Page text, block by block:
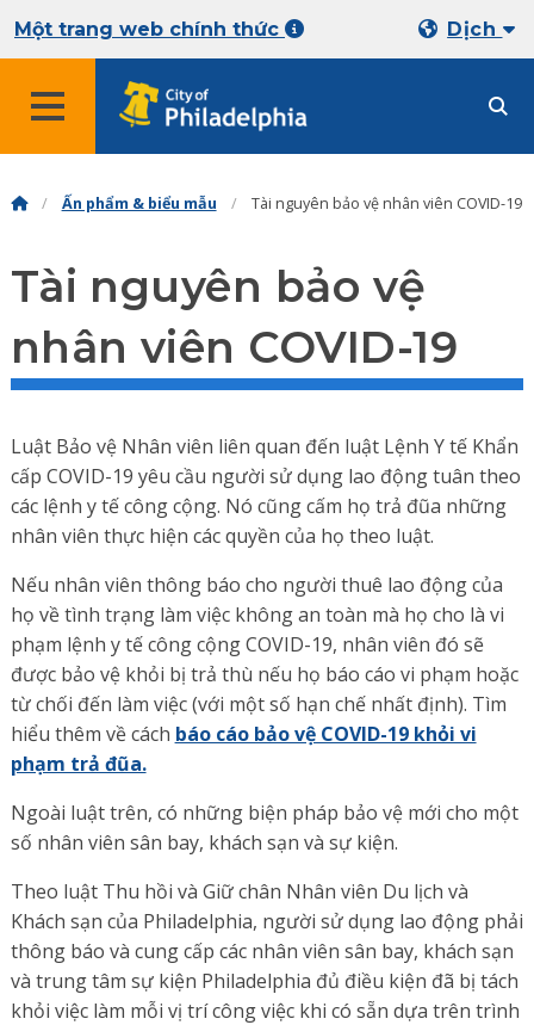
Một trang web chính thức Dịch
Ấn phẩm & biểu mẫu Tài nguyên bảo vệ nhân viên COVID-19
Tài nguyên bảo vệ
nhân viên COVID-19
Luật Bảo vệ Nhân viên liên quan đến luật Lệnh Y tế Khẩn
cấp COVID-19 yêu cầu người sử dụng lao động tuân theo
các lệnh y tế công cộng. Nó cũng cấm họ trả đũa những
nhân viên thực hiện các quyền của họ theo luật.
Nếu nhân viên thông báo cho người thuê lao động của
họ về tình trạng làm việc không an toàn mà họ cho là vi
phạm lệnh y tế công cộng COVID-19, nhân viên đó sẽ
được bảo vệ khỏi bị trả thù nếu họ báo cáo vi phạm hoặc
từ chối đến làm việc (với một số hạn chế nhất định). Tìm
hiểu thêm về cách báo cáo bảo vệ COVID-19 khỏi vi
phạm trả đũa.
Ngoài luật trên, có những biện pháp bảo vệ mới cho một
số nhân viên sân bay, khách sạn và sự kiện.
Theo luật Thu hồi và Giữ chân Nhân viên Du lịch và
Khách sạn của Philadelphia, người sử dụng lao động phải
thông báo và cung cấp các nhân viên sân bay, khách sạn
và trung tâm sự kiện Philadelphia đủ điều kiện đã bị tách
khỏi việc làm mỗi vị trí công việc khi có sẵn dựa trên trình